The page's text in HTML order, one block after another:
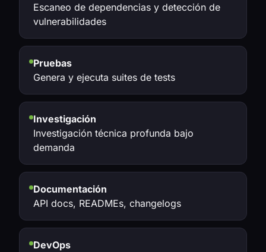
Escaneo de dependencias y detección de
vulnerabilidades
Pruebas
Genera y ejecuta suites de tests
Investigación
Investigación técnica profunda bajo
demanda
Documentación
API docs, READMEs, changelogs
DevOps